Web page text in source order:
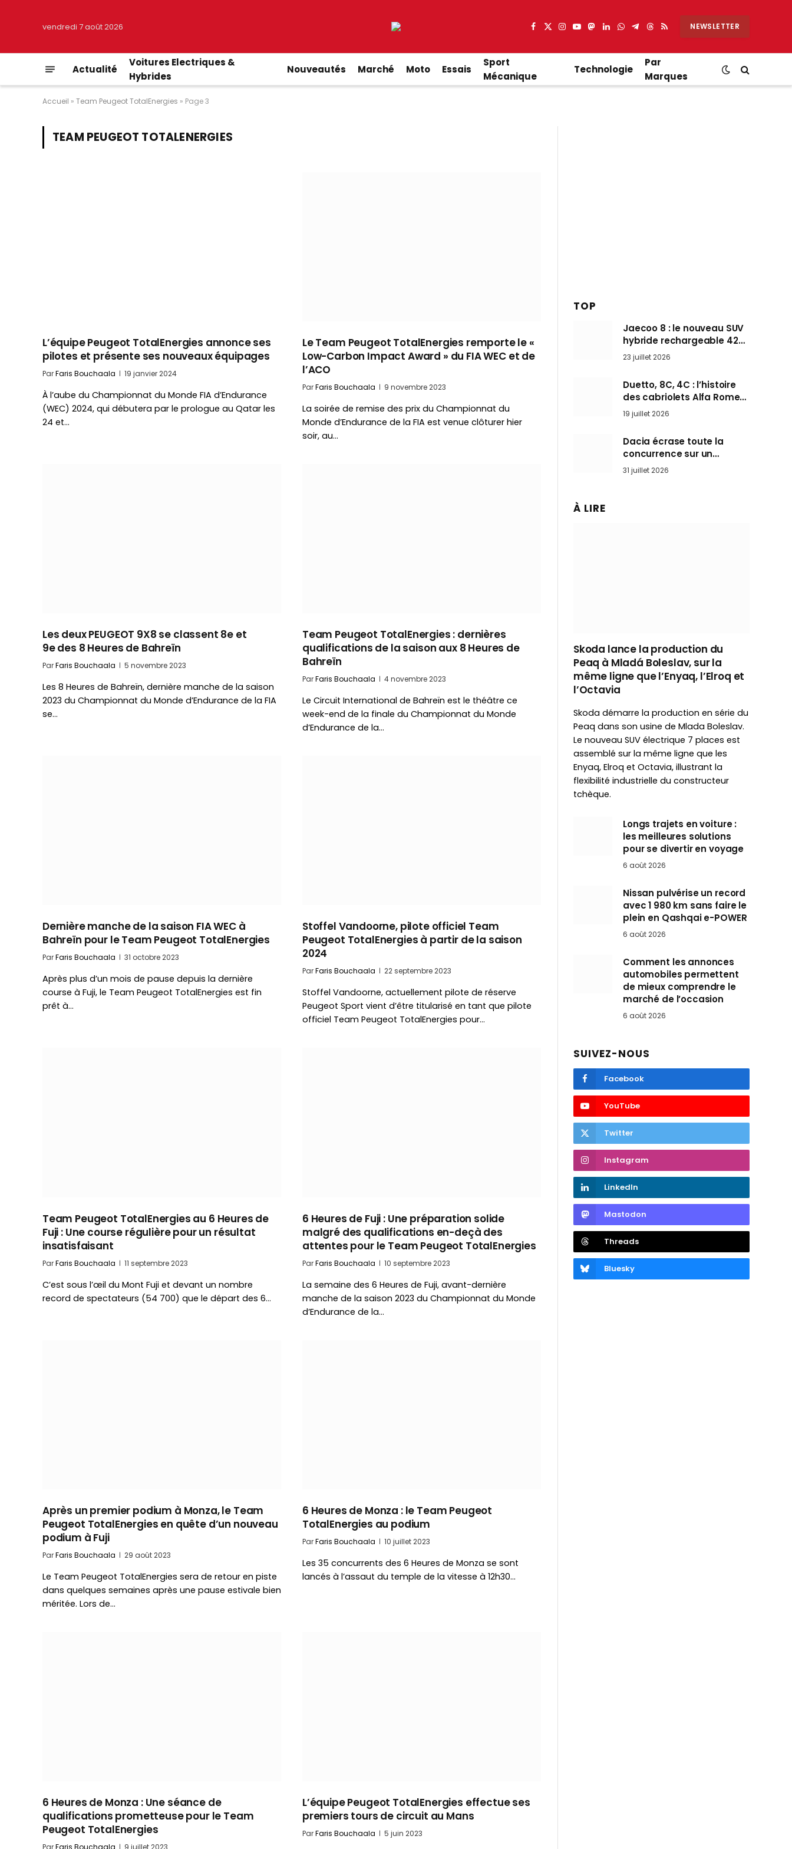
vendredi 7 août 2026 Facebook
X
Instagram
YouTube
Mastodon
LinkedIn
WhatsApp
Partager
Telegram
Threads
RSS NEWSLETTER
Actualité
Voitures Electriques &
Hybrides
Nouveautés Marché Moto Essais
Sport
Mécanique
Technologie
Par
Marques
Accueil » Team Peugeot TotalEnergies » Page 3
TEAM PEUGEOT TOTALENERGIES
L’équipe Peugeot TotalEnergies annonce ses
pilotes et présente ses nouveaux équipages
ParFaris Bouchaala 19 janvier 2024
À l’aube du Championnat du Monde FIA d’Endurance
(WEC) 2024, qui débutera par le prologue au Qatar les
24 et…
Le Team Peugeot TotalEnergies remporte le «
Low-Carbon Impact Award » du FIA WEC et de
l’ACO
ParFaris Bouchaala 9 novembre 2023
La soirée de remise des prix du Championnat du
Monde d’Endurance de la FIA est venue clôturer hier
soir, au…
Les deux PEUGEOT 9X8 se classent 8e et
9e des 8 Heures de Bahreïn
ParFaris Bouchaala 5 novembre 2023
Les 8 Heures de Bahreïn, dernière manche de la saison
2023 du Championnat du Monde d’Endurance de la FIA
se…
Team Peugeot TotalEnergies : dernières
qualifications de la saison aux 8 Heures de
Bahreïn
ParFaris Bouchaala 4 novembre 2023
Le Circuit International de Bahreïn est le théâtre ce
week-end de la finale du Championnat du Monde
d’Endurance de la…
Dernière manche de la saison FIA WEC à
Bahreïn pour le Team Peugeot TotalEnergies
ParFaris Bouchaala 31 octobre 2023
Après plus d’un mois de pause depuis la dernière
course à Fuji, le Team Peugeot TotalEnergies est fin
prêt à…
Stoffel Vandoorne, pilote officiel Team
Peugeot TotalEnergies à partir de la saison
2024
ParFaris Bouchaala 22 septembre 2023
Stoffel Vandoorne, actuellement pilote de réserve
Peugeot Sport vient d’être titularisé en tant que pilote
officiel Team Peugeot TotalEnergies pour…
Team Peugeot TotalEnergies au 6 Heures de
Fuji : Une course régulière pour un résultat
insatisfaisant
ParFaris Bouchaala 11 septembre 2023
C’est sous l’œil du Mont Fuji et devant un nombre
record de spectateurs (54 700) que le départ des 6…
6 Heures de Fuji : Une préparation solide
malgré des qualifications en-deçà des
attentes pour le Team Peugeot TotalEnergies
ParFaris Bouchaala 10 septembre 2023
La semaine des 6 Heures de Fuji, avant-dernière
manche de la saison 2023 du Championnat du Monde
d’Endurance de la…
Après un premier podium à Monza, le Team
Peugeot TotalEnergies en quête d’un nouveau
podium à Fuji
ParFaris Bouchaala 29 août 2023
Le Team Peugeot TotalEnergies sera de retour en piste
dans quelques semaines après une pause estivale bien
méritée. Lors de…
6 Heures de Monza : le Team Peugeot
TotalEnergies au podium
ParFaris Bouchaala 10 juillet 2023
Les 35 concurrents des 6 Heures de Monza se sont
lancés à l’assaut du temple de la vitesse à 12h30…
6 Heures de Monza : Une séance de
qualifications prometteuse pour le Team
Peugeot TotalEnergies
ParFaris Bouchaala 9 juillet 2023
L’équipe Peugeot TotalEnergies effectue ses
premiers tours de circuit au Mans
ParFaris Bouchaala 5 juin 2023
TOP
Jaecoo 8 : le nouveau SUV
hybride rechargeable 428
ch qui vise l’Audi Q7 arrive
en Europe cet automne
23 juillet 2026
Duetto, 8C, 4C : l’histoire
des cabriolets Alfa Romeo,
ces Spider qui ont défini
l’art de rouler cheveux au
vent
19 juillet 2026
Dacia écrase toute la
concurrence sur un
marché où personne ne
l’attendait
31 juillet 2026
À LIRE
Skoda lance la production du
Peaq à Mladá Boleslav, sur la
même ligne que l’Enyaq, l’Elroq et
l’Octavia
Skoda démarre la production en série du
Peaq dans son usine de Mlada Boleslav.
Le nouveau SUV électrique 7 places est
assemblé sur la même ligne que les
Enyaq, Elroq et Octavia, illustrant la
flexibilité industrielle du constructeur
tchèque.
Longs trajets en voiture :
les meilleures solutions
pour se divertir en voyage
6 août 2026
Nissan pulvérise un record
avec 1 980 km sans faire le
plein en Qashqai e-POWER
6 août 2026
Comment les annonces
automobiles permettent
de mieux comprendre le
marché de l’occasion
6 août 2026
SUIVEZ-NOUS
Facebook
YouTube
Twitter
Instagram
LinkedIn
Mastodon
Threads
Bluesky